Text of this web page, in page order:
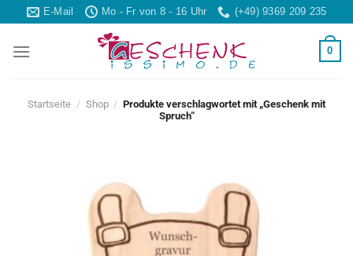
to
content
E-Mail Mo - Fr von 8 - 16 Uhr (+49) 9369 209 235
0
Startseite / Shop / Produkte verschlagwortet mit „Geschenk mit
Spruch“